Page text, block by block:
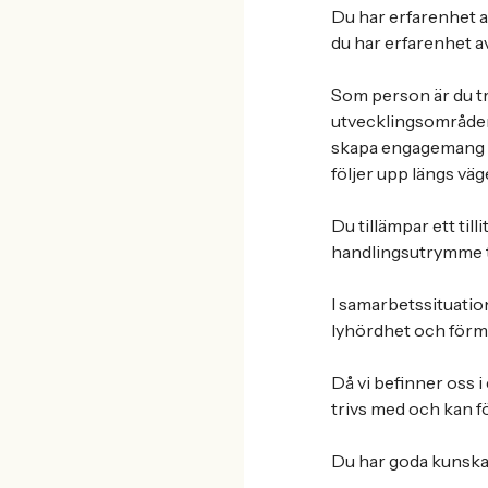
Du har erfarenhet
du har erfarenhet
Som person är du
skapa
följer upp längs
Du tillämpar ett
handlingsutrymme
I
lyhördhet och
Då vi befinner oss
trivs med och kan
Du har goda